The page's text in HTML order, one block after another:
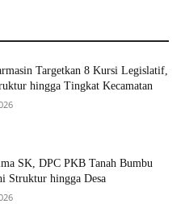
Targetkan 8 Kursi Legislatif,
hingga Tingkat Kecamatan
SK, DPC PKB Tanah Bumbu
Struktur hingga Desa